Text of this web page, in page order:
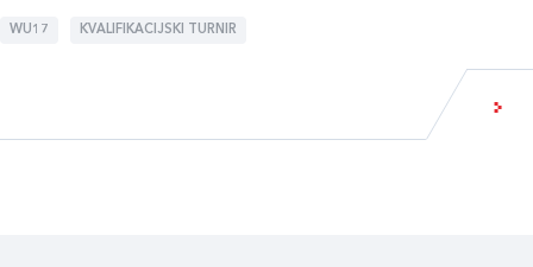
WU17 KVALIFIKACIJSKI TURNIR